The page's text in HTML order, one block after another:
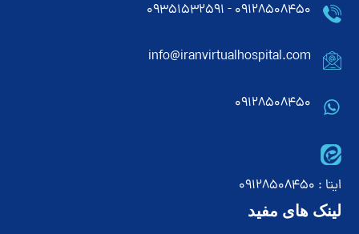
۰۹۱۲۸۵۰۸۴۵۰ - ۰۹۳۵۱۵۳۲۵۹۱
info@iranvirtualhospital.com
09128508450
ایتا : 09128508450
لینک های مفید